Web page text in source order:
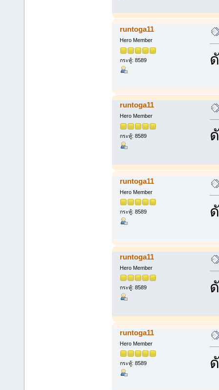
runtoga11
Hero Member
กระทู้: 8589
runtoga11
Hero Member
กระทู้: 8589
runtoga11
Hero Member
กระทู้: 8589
runtoga11
Hero Member
กระทู้: 8589
runtoga11
Hero Member
กระทู้: 8589